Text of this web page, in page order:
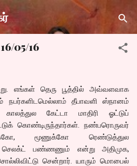
to main content
05/16
எங்கள் தெரு பூத்தில் அவ்வளவாக
நபர்களிடமெல்லாம் தீபாவளி ஸ்நானம்
கேட்டா மாதிரி ஓட்டுப்
கொண்டிருந்தார்கள். நண்பரொருவர்
மூணுக்கோ ரெண்டுத்துல
பண்ணணும் என்று அதிமுக,
சென்றார். யாரும் மொபைல்